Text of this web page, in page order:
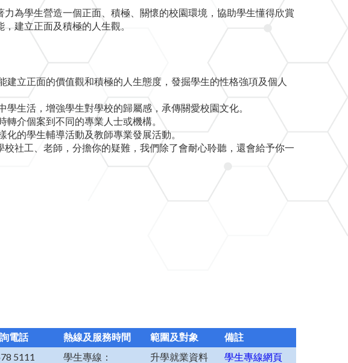
為學生營造一個正面、積極、關懷的校園環境，協助學生懂得欣賞
建立正面及積極的人生觀。
立正面的價值觀和積極的人生態度，發掘學生的性格強項及個人
生活，增強學生對學校的歸屬感，承傳關愛校園文化。
介個案到不同的專業人士或機構。
的學生輔導活動及教師專業發展活動。
社工、老師，分擔你的疑難，我們除了會耐心聆聽，還會給予你一
電話 熱線及服務時間 範圍及對象
備註
5111
學生專線：
升學就業資料
學生專線網頁